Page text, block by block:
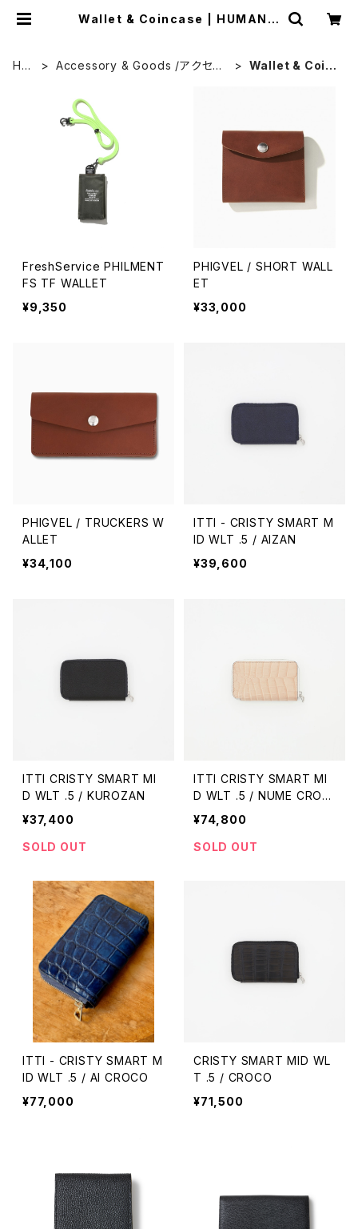
Wallet & Coincase | HUMAN a
HO
Accessory & Goods /アクセサ
Wallet & Coin
FreshService PHILMENT
FS TF WALLET
¥9,350
PHIGVEL / SHORT WALL
ET
¥33,000
PHIGVEL / TRUCKERS W
ALLET
¥34,100
ITTI - CRISTY SMART M
ID WLT .5 / AIZAN
¥39,600
ITTI CRISTY SMART MI
D WLT .5 / KUROZAN
¥37,400
SOLD OUT
ITTI CRISTY SMART MI
D WLT .5 / NUME CROC
O
¥74,800
SOLD OUT
ITTI - CRISTY SMART M
ID WLT .5 / AI CROCO
¥77,000
CRISTY SMART MID WL
T .5 / CROCO
¥71,500